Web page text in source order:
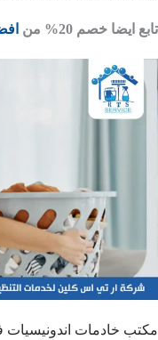
تابع ايضا خصم 20% من
مكتب خادمات اندونيسيات